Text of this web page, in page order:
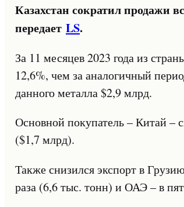
Казахстан сократил продажи
передает LS.
За 11 месяцев 2023 года из
12,6%, чем за аналогичный
данного металла $2,9 млрд.
Основной покупатель – Китай –
($1,7 млрд).
Также снизился экспорт в
раза (6,6 тыс. тонн) и ОАЭ – в